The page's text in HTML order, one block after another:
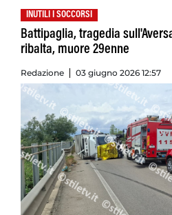
INUTILI I SOCCORSI
Battipaglia, tragedia
ribalta, muore 29enne
Redazione 03 giugno 2026 12:57